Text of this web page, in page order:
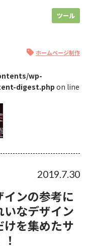
ツール
ホームページ制作
wp-
digest.php on line
2019.7.30
ンの参考に
いなデザイン
けを集めたサ